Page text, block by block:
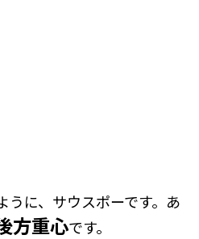
うに、サウスポーです。あ
方重心です。